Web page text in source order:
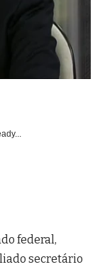
federal,
secretário